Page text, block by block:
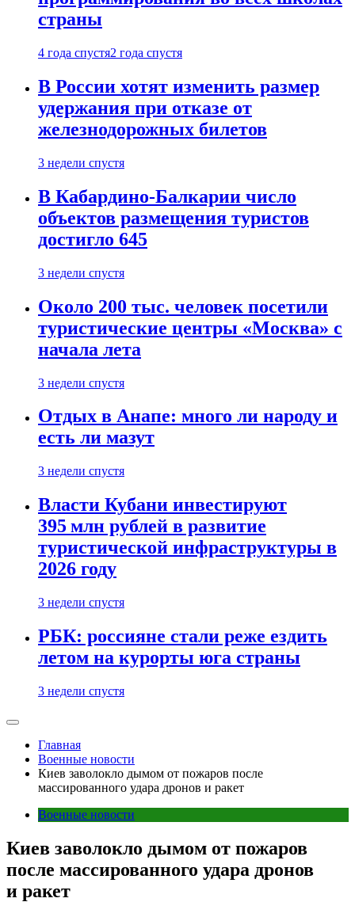
страны
4 года спустя2 года спустя
В России хотят изменить размер
удержания при отказе от
железнодорожных билетов
3 недели спустя
В Кабардино-Балкарии число
объектов размещения туристов
достигло 645
3 недели спустя
Около 200 тыс. человек посетили
туристические центры «Москва» с
начала лета
3 недели спустя
Отдых в Анапе: много ли народу и
есть ли мазут
3 недели спустя
Власти Кубани инвестируют
395 млн рублей в развитие
туристической инфраструктуры в
2026 году
3 недели спустя
РБК: россияне стали реже ездить
летом на курорты юга страны
3 недели спустя
Главная
Военные новости
Киев заволокло дымом от пожаров после
массированного удара дронов и ракет
Военные новости
Киев заволокло дымом от пожаров
после массированного удара дронов
и ракет